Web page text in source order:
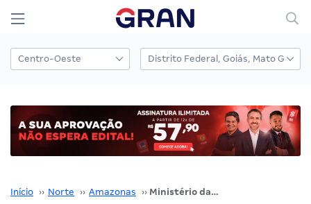
Início ›› Norte ›› Amazonas ›› Ministério da Saúde e mais cinco órgãos encerram inscrições amanhã, dia 9!